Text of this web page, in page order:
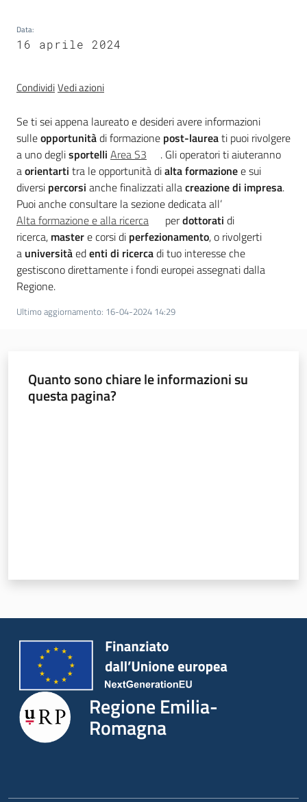
e
r
o
n
e
e
o
r
g
a
n
i
g
r
a
m
m
Argomenti
Data:
16 aprile 2024
CondividiVedi azioni
Se ti sei appena laureato e desideri avere informazioni
sulleopportunitàdi formazione post-laureati puoi rivolgere
a uno deglisportelli Area S3
. Gli operatori ti aiuteranno
aorientarti tra le opportunità dialta formazionee sui
diversi percorsi anche finalizzati allacreazione di impresa.
Puoi anche consultare la sezione dedicata all’
Alta formazione e alla ricerca
perdottorati di
ricerca, mastere corsi di perfezionamento, o rivolgerti
a universitàedenti di ricercadi tuo interesse che
gestiscono direttamente i fondi europei assegnati dalla
Regione.
Ultimo aggiornamento: 16-04-2024 14:29
Quanto sono chiare le informazioni su
questa pagina?
Regione Emilia-
Romagna